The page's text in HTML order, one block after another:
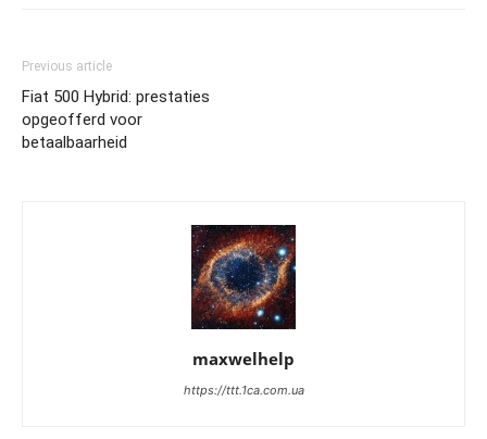
Previous article
Fiat 500 Hybrid: prestaties
opgeofferd voor
betaalbaarheid
maxwelhelp
https://ttt.1ca.com.ua